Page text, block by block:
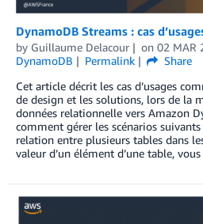
DynamoDB Streams : cas
by Guillaume Delacour on 02 MAR
DynamoDB
Permalink
Share
Cet article décrit les cas d’usages
de design et les solutions, lors de la
données relationnelle vers Amazon
comment gérer les scénarios
relation entre plusieurs tables dans
valeur d’un élément d’une table,